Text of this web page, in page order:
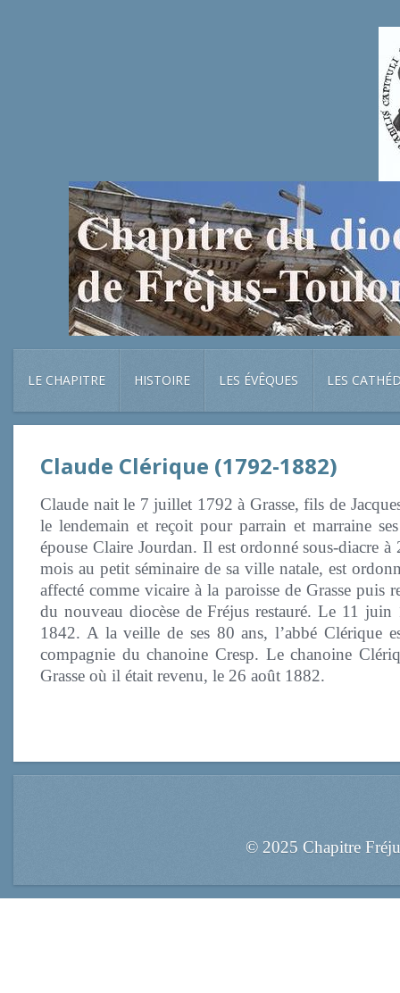
LE CHAPITRE HISTOIRE LES ÉVÊQUES LES
Claude Clérique (1792-1882)
Claude nait le 7 juillet 1792 à Grasse, fils de
le lendemain et reçoit pour parrain et marraine
épouse Claire Jourdan. Il est ordonné sous-diacre
mois au petit séminaire de sa ville natale, est
affecté comme vicaire à la paroisse de Grasse puis
du nouveau diocèse de Fréjus restauré. Le 11
1842. A la veille de ses 80 ans, l’abbé Clérique
compagnie du chanoine Cresp. Le chanoine
Grasse où il était revenu, le 26 août 1882.
© 2025 Chapitre